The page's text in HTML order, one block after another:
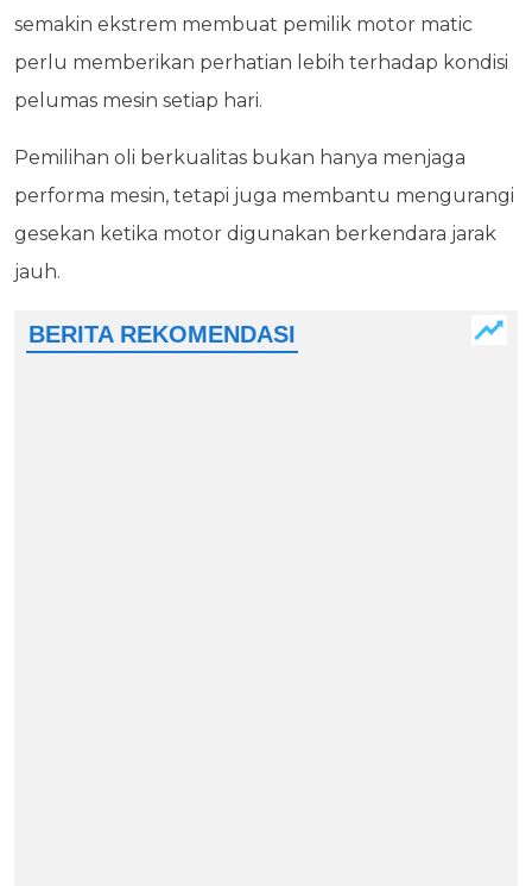
semakin ekstrem membuat pemilik motor matic
perlu memberikan perhatian lebih terhadap kondisi
pelumas mesin setiap hari.
Pemilihan oli berkualitas bukan hanya menjaga
performa mesin, tetapi juga membantu mengurangi
gesekan ketika motor digunakan berkendara jarak
jauh.